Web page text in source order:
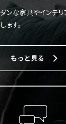
ンな家具やインテ
ます。
もっと見る